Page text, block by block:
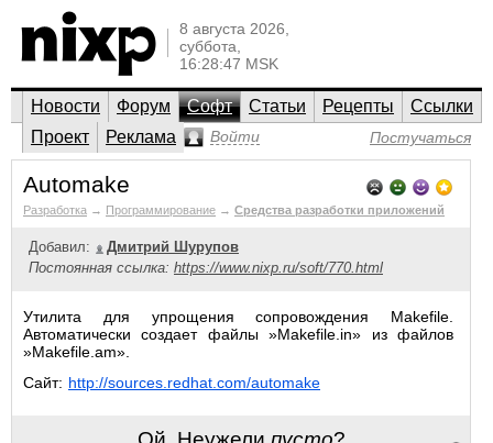
8 августа 2026,
суббота,
16:28:47 MSK
Новости Форум Софт Статьи Рецепты
Ссылки
Проект
Реклама Войти Постучаться
Automake
Разработка → Программирование → Средства разработки приложений
Добавил:
Дмитрий Шурупов
Постоянная ссылка: https://www.nixp.ru/soft/770.html
Утилита для упрощения сопровождения Makefile.
Автоматически создает файлы »Makefile.in» из файлов
»Makefile.am».
Сайт: http://sources.redhat.com/automake